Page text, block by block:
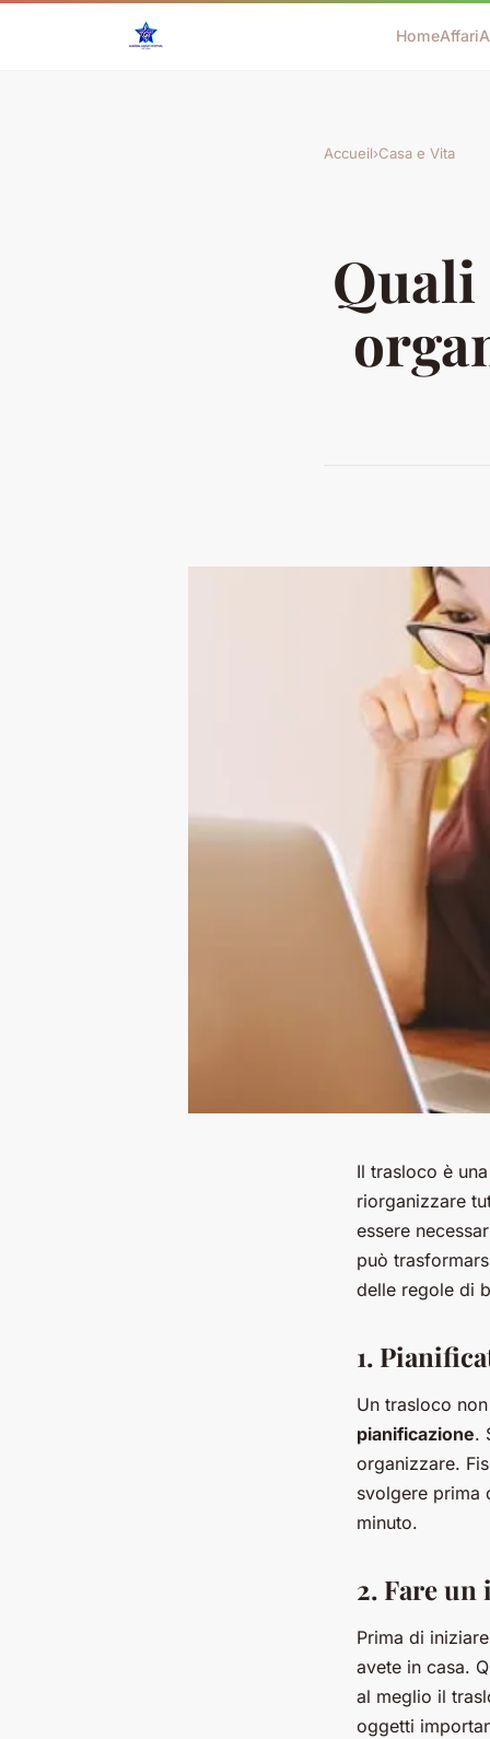
HomeAffari
Accueil›Casa e Vita
Quali
Il trasloco è
riorganizzare
essere
può
delle regole di
1.
Un trasloco
pianificazione.
organizzare.
svolgere prima
minuto.
2. Fare
Prima di
avete in casa.
al meglio il
oggetti